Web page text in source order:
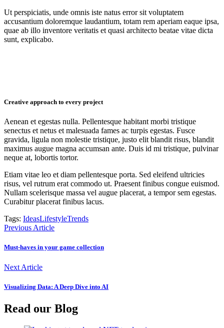
Ut perspiciatis, unde omnis iste natus error sit voluptatem
accusantium doloremque laudantium, totam rem aperiam eaque ipsa,
quae ab illo inventore veritatis et quasi architecto beatae vitae dicta
sunt, explicabo.
Creative approach to every project
Aenean et egestas nulla. Pellentesque habitant morbi tristique
senectus et netus et malesuada fames ac turpis egestas. Fusce
gravida, ligula non molestie tristique, justo elit blandit risus, blandit
maximus augue magna accumsan ante. Duis id mi tristique, pulvinar
neque at, lobortis tortor.
Etiam vitae leo et diam pellentesque porta. Sed eleifend ultricies
risus, vel rutrum erat commodo ut. Praesent finibus congue euismod.
Nullam scelerisque massa vel augue placerat, a tempor sem egestas.
Curabitur placerat finibus lacus.
Tags: IdeasLifestyleTrends
Previous Article
Must-haves in your game collection
Next Article
Visualizing Data: A Deep Dive into AI
Read our Blog